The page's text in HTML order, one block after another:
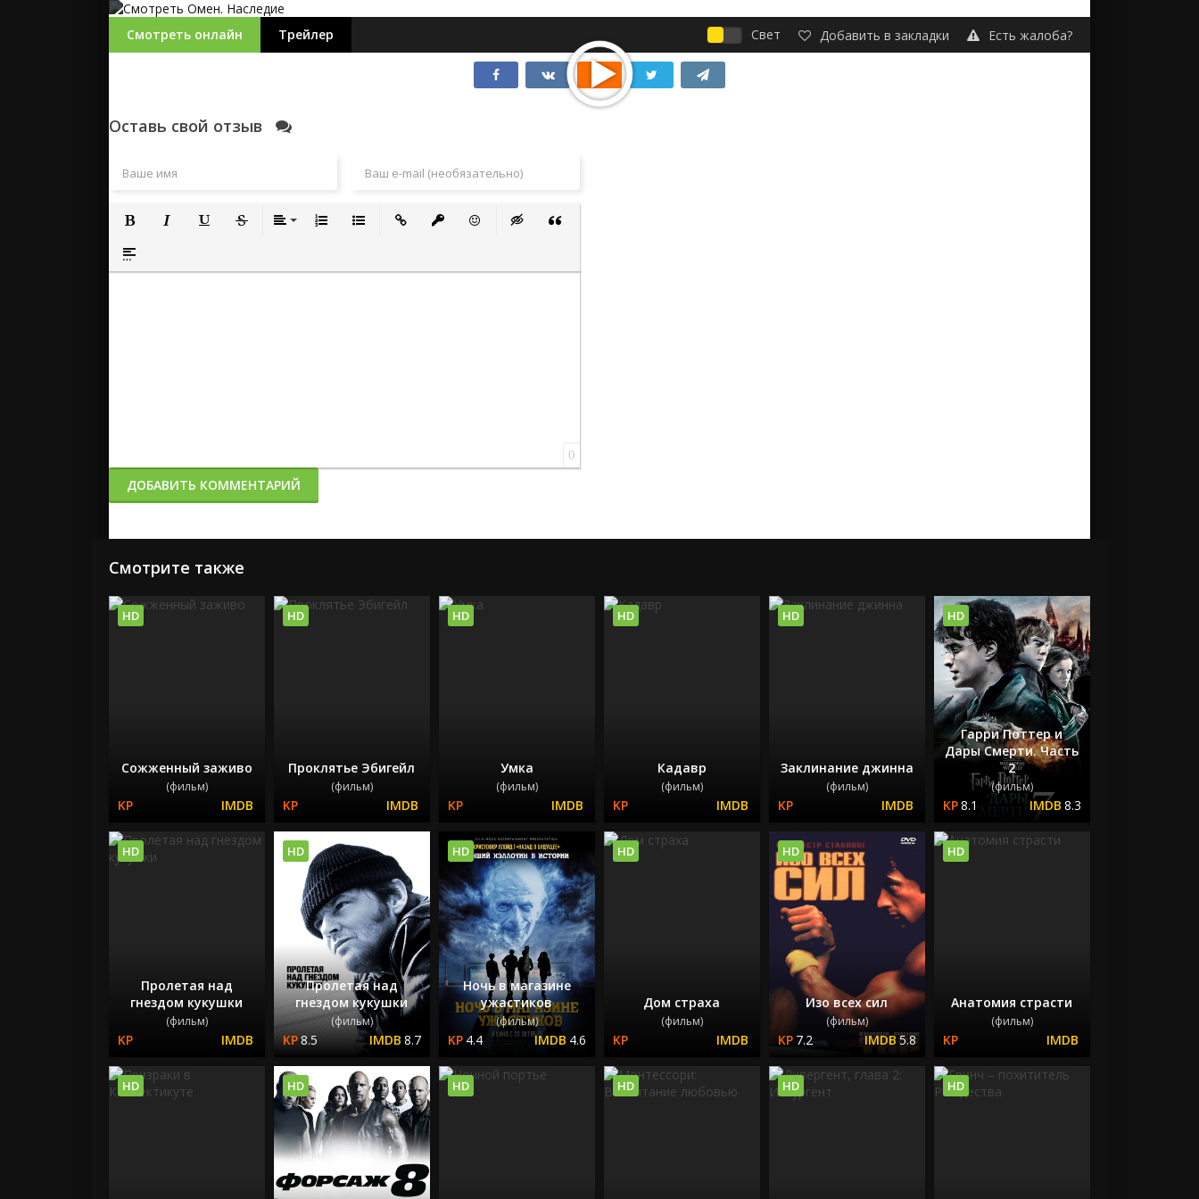
Смотреть онлайн Трейлер Свет Добавить в закладки Есть жалоба?
Оставь свой отзыв
Полужирный
Вставка спойлера
0
ДОБАВИТЬ КОММЕНТАРИЙ
Смотрите также
Сожженный заживо
(фильм)
HD
Проклятье Эбигейл
(фильм)
HD
Умка
(фильм)
HD
Кадавр
(фильм)
HD
Заклинание джинна
(фильм)
HD
Гарри Поттер и
Дары Смерти. Часть
2
(фильм)
8.1 8.3
HD
Пролетая над
гнездом кукушки
(фильм)
HD
Пролетая над
гнездом кукушки
(фильм)
8.5 8.7
HD
Ночь в магазине
ужастиков
(фильм)
4.4 4.6
HD
Дом страха
(фильм)
HD
Изо всех сил
(фильм)
7.2 5.8
HD
Анатомия страсти
(фильм)
HD
HD HD HD HD HD HD